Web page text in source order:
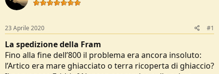
r
D
i
s
u
s
I
z
i
o
23 Aprile 2020 #1
La spedizione della Fram
Fino alla fine dell’800 il problema era ancora insoluto:
l’Artico era mare ghiacciato o terra ricoperta di ghiaccio?